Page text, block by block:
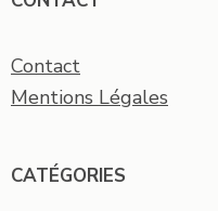
Contact
Mentions Légales
CATÉGORIES